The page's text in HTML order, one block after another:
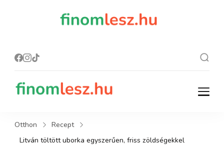
finomlesz.hu
Recept, ami finom lesz.
Otthon
Recept
Litván töltött uborka egyszerűen, friss zöldségekkel